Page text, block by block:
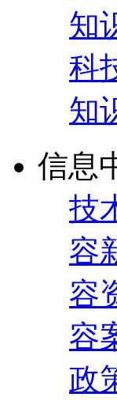
知
科
知
信息
技
容
容
容
政